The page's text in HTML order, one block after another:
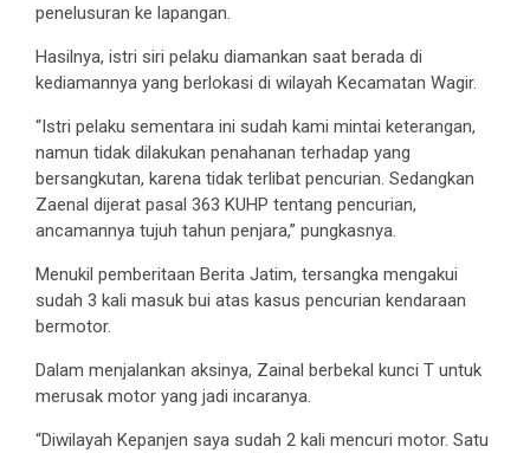
penelusuran ke lapangan.
Hasilnya, istri siri pelaku diamankan saat berada di
kediamannya yang berlokasi di wilayah Kecamatan Wagir.
“Istri pelaku sementara ini sudah kami mintai keterangan,
namun tidak dilakukan penahanan terhadap yang
bersangkutan, karena tidak terlibat pencurian. Sedangkan
Zaenal dijerat pasal 363 KUHP tentang pencurian,
ancamannya tujuh tahun penjara,” pungkasnya.
Menukil pemberitaan Berita Jatim, tersangka mengakui
sudah 3 kali masuk bui atas kasus pencurian kendaraan
bermotor.
Dalam menjalankan aksinya, Zainal berbekal kunci T untuk
merusak motor yang jadi incaranya.
“Diwilayah Kepanjen saya sudah 2 kali mencuri motor. Satu